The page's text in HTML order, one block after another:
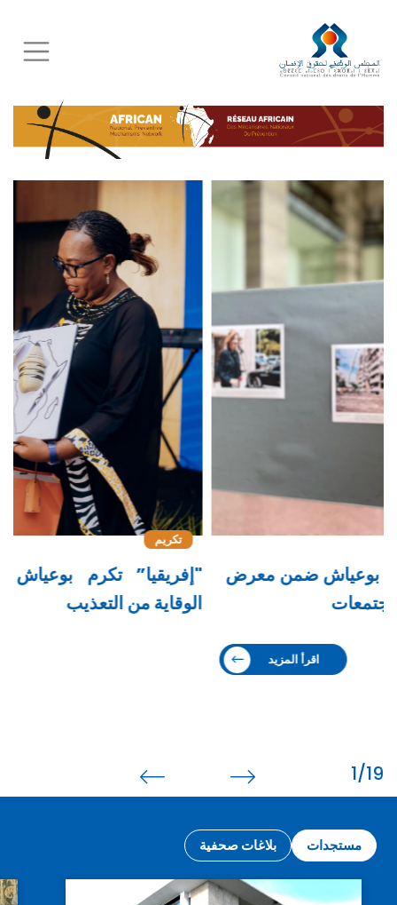
Skip
to
main
content
"إفريقيا” تكرم بوعياش تقديراً لريادتها في
الوقاية من التعذيب
تكريم
1/19
بلاغات صحفية مستجدات